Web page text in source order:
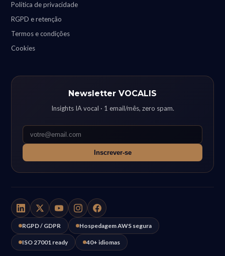
Política de privacidade
RGPD e retenção
Termos e condições
Cookies
Newsletter VOCALIS
Insights IA vocal · 1 email/mês, zero spam.
Inscrever-se
RGPD / GDPR Hospedagem AWS segura
ISO 27001 ready 40+ idiomas